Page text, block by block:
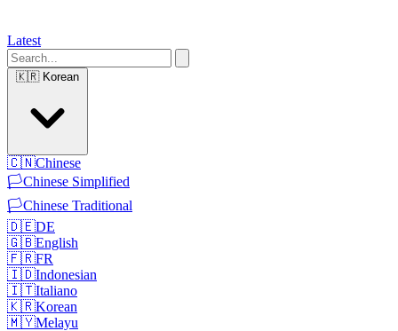
Latest
🇰🇷 Korean
🇨🇳Chinese
🏳️Chinese Simplified
🏳️Chinese Traditional
🇩🇪DE
🇬🇧English
🇫🇷FR
🇮🇩Indonesian
🇮🇹Italiano
🇰🇷Korean
🇲🇾Melayu